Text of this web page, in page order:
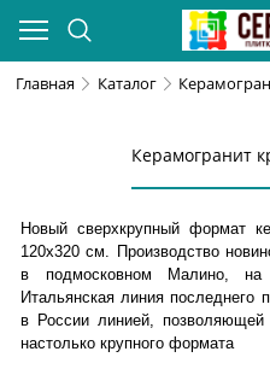
Главная Каталог
Керамогранит
Новый сверхкрупный формат
120х320 см. Производство
в подмосковном Малино,
Итальянская линия последнего
в России линией, позволяющей
настолько крупного формата